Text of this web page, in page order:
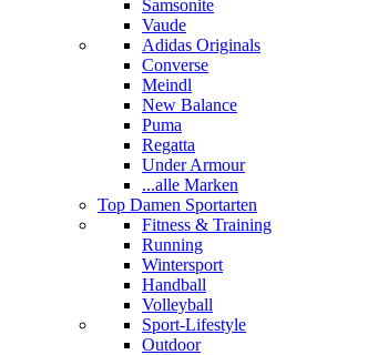
Samsonite
Vaude
Adidas Originals
Converse
Meindl
New Balance
Puma
Regatta
Under Armour
...alle Marken
Top Damen Sportarten
Fitness & Training
Running
Wintersport
Handball
Volleyball
Sport-Lifestyle
Outdoor